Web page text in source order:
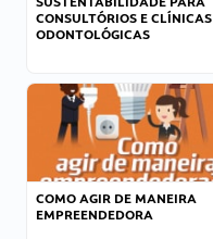
CONSULTÓRIOS E CLÍNICAS
ODONTOLÓGICAS
COMO AGIR DE MANEIRA
EMPREENDEDORA